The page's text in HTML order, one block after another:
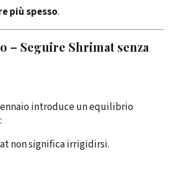
più spesso.
– Seguire Shrimat senza
introduce un equilibrio
non significa irrigidirsi.